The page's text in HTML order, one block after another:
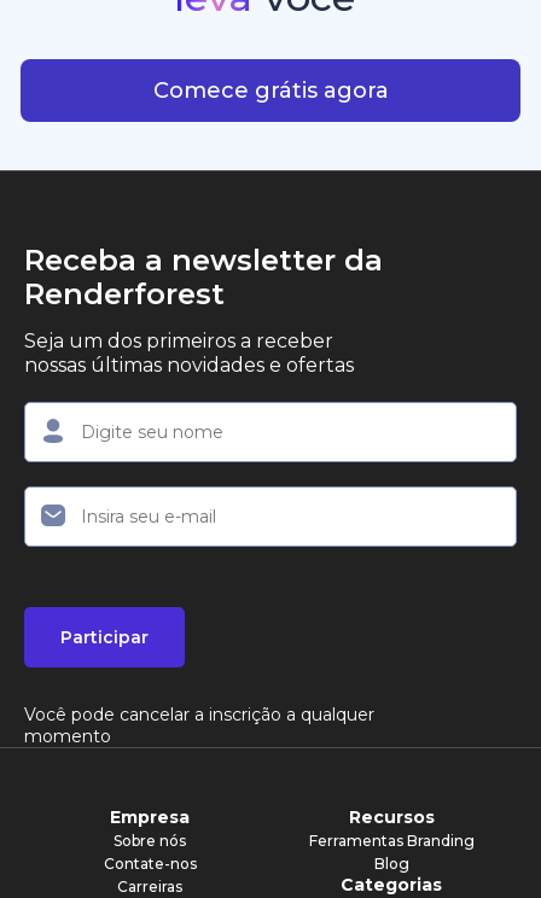
marketing que desejam produzir conteúdo em
vídeo profissional, com qualidade de estúdio, de
forma simples.
Comece grátis agora
Receba a newsletter da
Renderforest
Seja um dos primeiros a receber
nossas últimas novidades e ofertas
Participar
Você pode cancelar a inscrição a qualquer
momento
Empresa
Sobre nós
Contate-nos
Carreiras
Recursos
Ferramentas Branding
Blog
Categorias